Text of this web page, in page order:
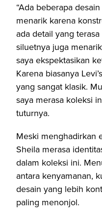
“Ada beberapa
menarik karena
ada detail yang
siluetnya juga
saya ekspektasikan
Karena biasanya
yang sangat klasik.
saya merasa koleksi
tuturnya.
Meski menghadirkan
Sheila merasa
dalam koleksi ini.
antara kenyamanan,
desain yang lebih
paling menonjol.